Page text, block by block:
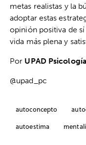
metas realistas y la
adoptar estas
opinión positiva de
vida más plena y
Por UPAD
@upad_pc
autoconcepto
autoestima